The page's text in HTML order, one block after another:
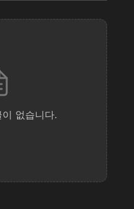
없습니다.